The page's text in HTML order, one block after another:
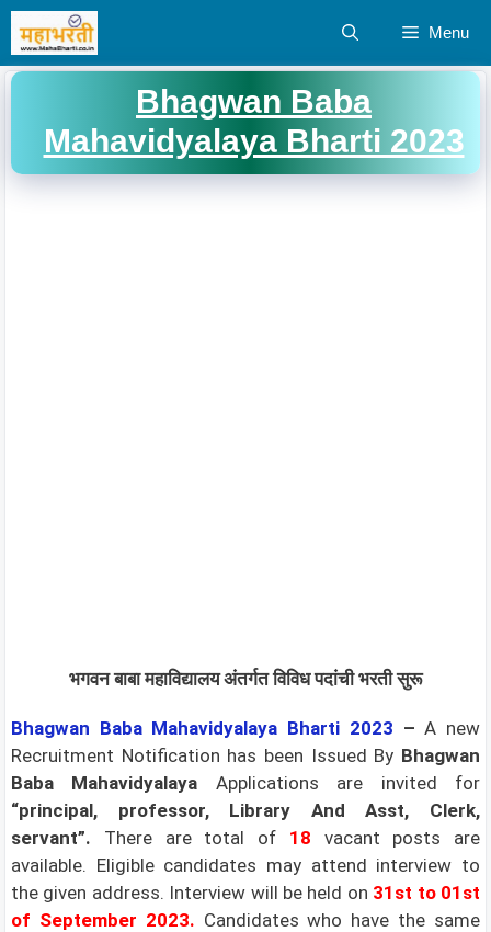
Skip
content
Menu
Bhagwan Baba
Mahavidyalaya Bharti 2023
भगवन बाबा महाविद्यालय अंतर्गत विविध पदांची भरती सुरू
Bhagwan Baba Mahavidyalaya Bharti 2023 – A new
Recruitment Notification has been Issued By Bhagwan
Baba Mahavidyalaya Applications are invited for
“principal, professor, Library And Asst, Clerk,
servant”. There are total of 18 vacant posts are
available. Eligible candidates may attend interview to
the given address. Interview will be held on 31st to 01st
of September 2023. Candidates who have the same